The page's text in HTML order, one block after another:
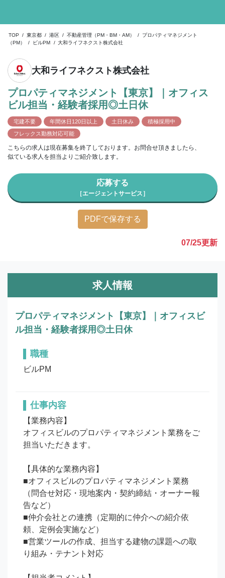
TOP / 東京都 / 港区 / 不動産管理（PM・BM・AM） /
プロパティマネジメント
（PM）
/ ビルPM / 大和ライフネクスト株式会社
大和ライフネクスト株式会社
プロパティマネジメント【東京】｜オフィス
ビル担当・経験者採用◎土日休
宅建不要 年間休日120日以上 土日休み
積極採用中
フレックス勤務対応可能
こちらの求人は現在募集を終了しております。お問合せ頂きましたら、
似ている求人を担当よりご紹介致します。
応募する
［エージェントサービス］
PDFで保存する
07/25更新
求人情報
プロパティマネジメント【東京】｜オフィスビ
ル担当・経験者採用◎土日休
職種
ビルPM
仕事内容
【業務内容】
オフィスビルのプロパティマネジメント業務をご
担当いただきます。
【具体的な業務内容】
■オフィスビルのプロパティマネジメント業務
（問合せ対応・現地案内・契約締結・オーナー報
告など）
■仲介会社との連携（定期的に仲介への紹介依
頼、定例会実施など）
■営業ツールの作成、担当する建物の課題への取
り組み・テナント対応